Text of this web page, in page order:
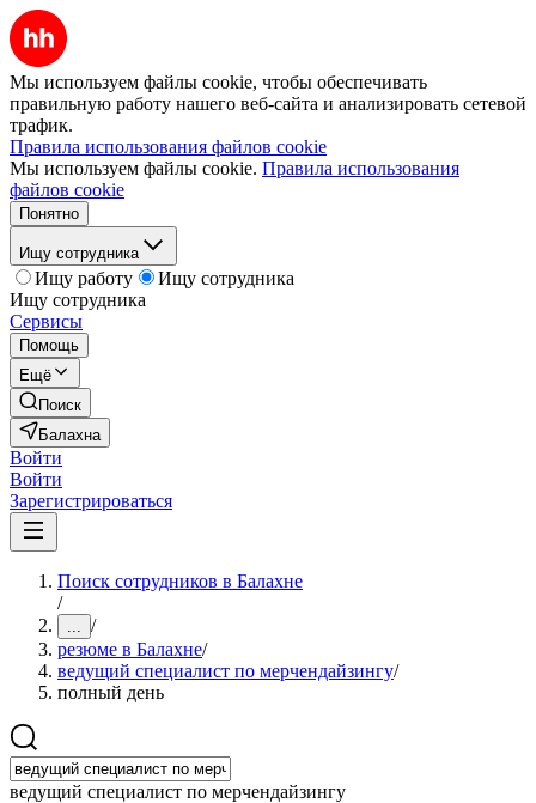
Мы используем файлы cookie, чтобы обеспечивать
правильную работу нашего веб-сайта и анализировать сетевой
трафик.
Правила использования файлов cookie
Мы используем файлы cookie. Правила использования
файлов cookie
Понятно
Ищу сотрудника
Ищу работу
Ищу сотрудника
Ищу сотрудника
Сервисы
Помощь
Ещё
Поиск
Балахна
Войти
Войти
Зарегистрироваться
Поиск сотрудников в Балахне
/
... /
резюме в Балахне/
ведущий специалист по мерчендайзингу/
полный день
ведущий специалист по мерчендайзингу